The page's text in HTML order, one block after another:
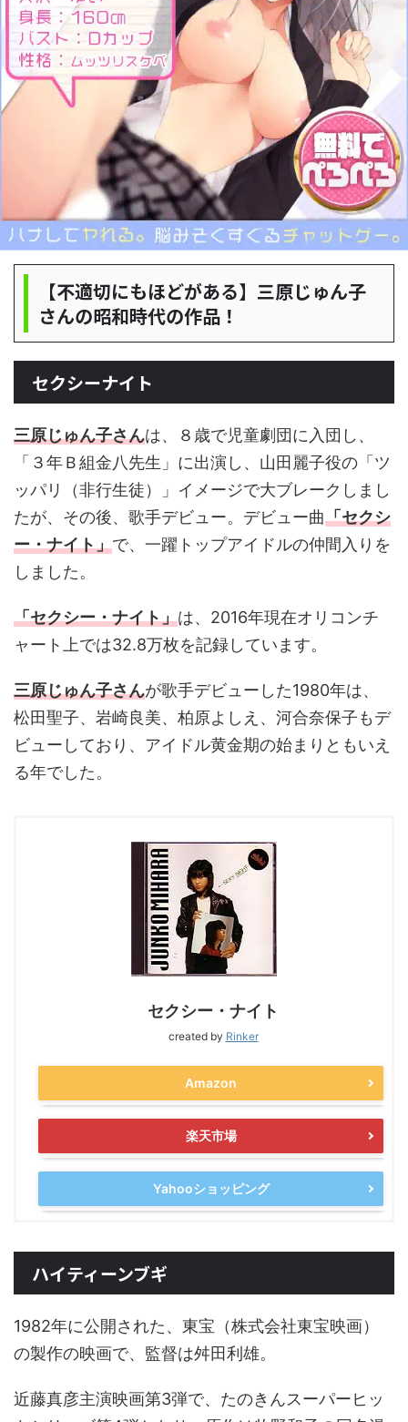
【不適切にもほどがある】三原じゅん子
さんの昭和時代の作品！
セクシーナイト
三原じゅん子さんは、８歳で児童劇団に入団し、
「３年Ｂ組金八先生」に出演し、山田麗子役の「ツ
ッパリ（非行生徒）」イメージで大ブレークしまし
たが、その後、歌手デビュー。デビュー曲「セクシ
ー・ナイト」で、一躍トップアイドルの仲間入りを
しました。
「セクシー・ナイト」は、2016年現在オリコンチ
ャート上では32.8万枚を記録しています。
三原じゅん子さんが歌手デビューした1980年は、
松田聖子、岩崎良美、柏原よしえ、河合奈保子もデ
ビューしており、アイドル黄金期の始まりともいえ
る年でした。
セクシー・ナイト
created by Rinker
Amazon
楽天市場
Yahooショッピング
ハイティーンブギ
1982年に公開された、東宝（株式会社東宝映画）
の製作の映画で、監督は舛田利雄。
近藤真彦主演映画第3弾で、たのきんスーパーヒッ